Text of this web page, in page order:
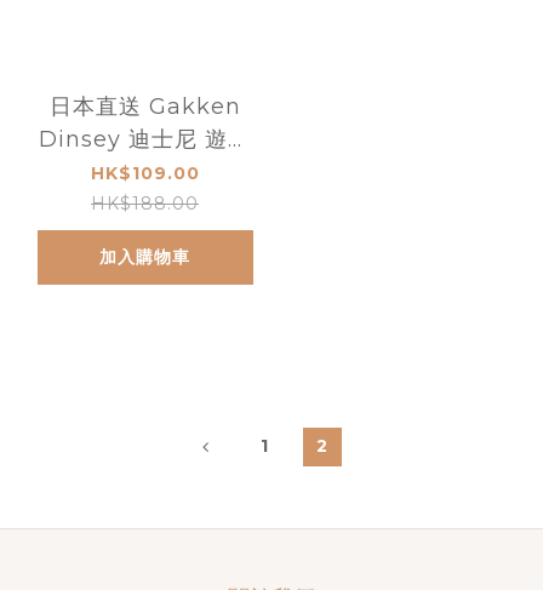
日本直送 Gakken
Dinsey 迪士尼 遊戲
卡牌圖片匹配玩具
HK$109.00
HK$188.00
加入購物車
1 2